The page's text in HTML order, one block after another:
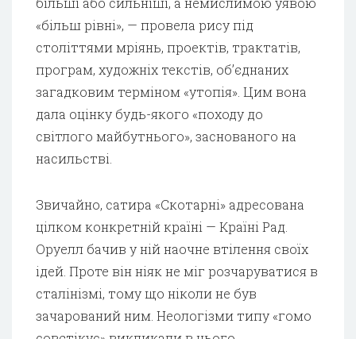
«більш рівні», — провела рису під
століттями мріянь, проектів, трактатів,
програм, художніх текстів, об’єднаних
загадковим терміном «утопія». Цим вона
дала оцінку будь-якого «походу до
світлого майбутнього», заснованого на
насильстві.
Звичайно, сатира «Скотарні» адресована
цілком конкретній країні — Країні Рад.
Оруелл бачив у ній наочне втілення своїх
ідей. Проте він ніяк не міг розчаруватися в
сталінізмі, тому що ніколи не був
зачарований ним. Неологізми типу «гомо